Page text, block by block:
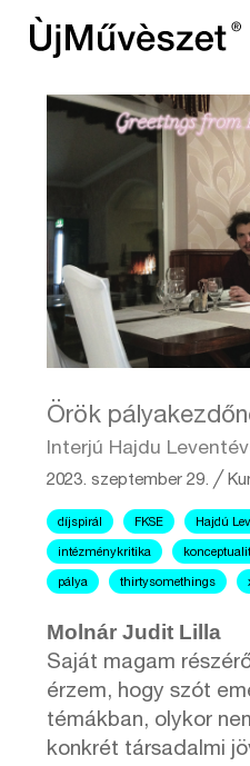
Örök
Interjú Hajdu
2023. szeptember 29. ╱
díjspirál FKSE Hajdú
intézménykritika
pálya thirtysomethings
Molnár Judit Lilla
Saját magam
érzem, hogy szót
témákban, olykor
konkrét társadalmi